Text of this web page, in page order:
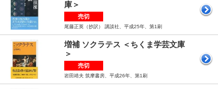
庫＞
売切
尾藤正英（抄訳） 講談社、平成25年、第1刷
増補 ソクラテス ＜ちくま学芸文庫
＞
売切
岩田靖夫 筑摩書房、平成26年、第1刷